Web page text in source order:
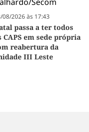
08/2026 às 17:43
passa a ter todos
CAPS em sede própria
reabertura da
III Leste